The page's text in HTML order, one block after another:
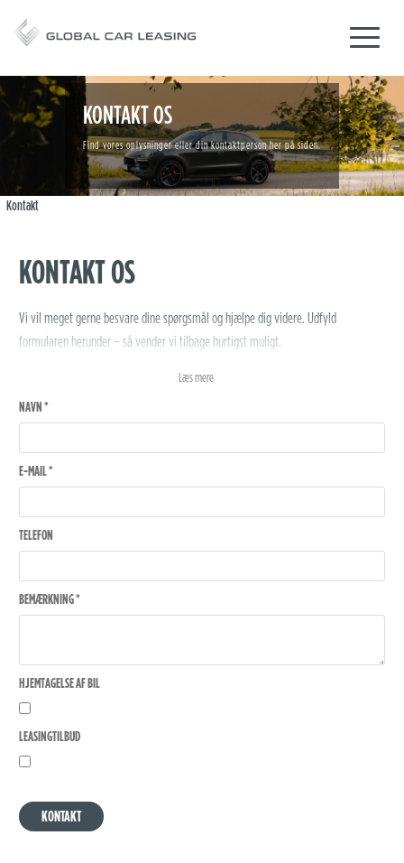
KONTAKT OS
Find vores oplysninger eller din kontaktperson her på siden.
Kontakt
KONTAKT OS
Vi vil meget gerne besvare dine spørgsmål og hjælpe dig videre. Udfyld
formularen herunder – så vender vi tilbage hurtigst muligt.
Læs mere
NAVN *
E-MAIL *
TELEFON
BEMÆRKNING *
HJEMTAGELSE AF BIL
LEASINGTILBUD